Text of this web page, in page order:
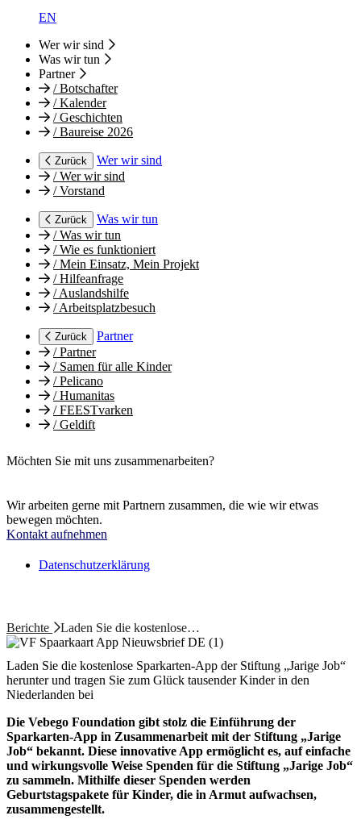
EN
Wer wir sind
Was wir tun
Partner
/Botschafter
/Kalender
/Geschichten
/Baureise 2026
Zurück
Wer wir sind
/Wer wir sind
/Vorstand
Zurück
Was wir tun
/Was wir tun
/Wie es funktioniert
/Mein Einsatz, Mein Projekt
/Hilfeanfrage
/Auslandshilfe
/Arbeitsplatzbesuch
Zurück
Partner
/Partner
/Samen für alle Kinder
/Pelicano
/Humanitas
/FEESTvarken
/Geldift
Möchten Sie mit uns zusammenarbeiten?
Wir arbeiten gerne mit Partnern zusammen, die wie wir etwas
bewegen möchten.
Kontakt aufnehmen
Datenschutzerklärung
Berichte Laden Sie die kostenlose…
Laden Sie die kostenlose Sparkarten-App der Stiftung „Jarige Job“
herunter und tragen Sie zum Glück tausender Kinder in den
Niederlanden bei
Die Vebego Foundation gibt stolz die Einführung der
Sparkarten-App in Zusammenarbeit mit der Stiftung „Jarige
Job“ bekannt. Diese innovative App ermöglicht es, auf einfache
und wirkungsvolle Weise Spenden für die Stiftung „Jarige Job“
zu sammeln. Mithilfe dieser Spenden werden
Geburtstagspakete für Kinder, die in Armut aufwachsen,
zusammengestellt.